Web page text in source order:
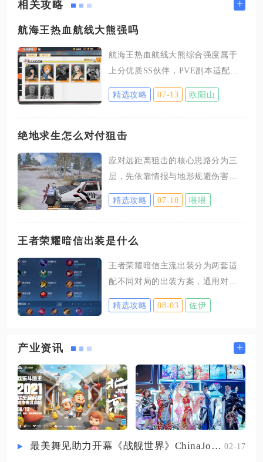
相关攻略 +
航海王热血航线大熊强吗
航海王热血航线大熊综合强度属于
上分优质SS伙伴，PVE副本适配度
极高，竞技场分段位具备明显压制
力，机制完整、攻防兼备，仅操作
得投入资源培养。大熊核心竞争力
两套激斗技区分PVP、PVE场景，追
加技能无冷却的设定大幅拉高输出
上限，肉球格挡、霸体拍飞等技能
是中低分段竞技场都能稳定发挥作
用，五星解锁连续小奥义后强度会
迎来质的提升，搭配专属徽章还能
精选攻略 07-13 欧阳山
绝地求生怎么对付狙击
应对远距离狙击的核心思路分为三
层，先依靠情报与地形规避伤害，
再利用身法与投掷物打乱敌方狙击
节奏，最后抓住换弹空窗完成反
倒的概率，这套打法适配所有地图
地带还是麦田平原都能稳定生效。
远距离交火最先要做好情报预判与
掩体规划，常规狙击玩家偏爱高地
持续扫描视野内高价值架枪区域，
发现反光镜闪光、远距离枪口火光
后立刻锁定威胁方向，不要继续直
线暴露身形。转移路线优先串联连
续
精选攻略 07-10 喂喂
王者荣耀暗信出装是什么
王者荣耀暗信主流出装分为两套适
配不同对局的出装方案，通用对抗
路出装顺序为影忍之足、闪电匕
首、末世、冰霜冲击、影刃，最后
物理爆发偏高选择不祥征兆，法术
可以将鞋子提前更换为疾步之靴，
进一步提升带线转线的跑图效率。
铭文搭配推荐8宿命、2红月、10狩
猎、5鹰眼、5霸者，这套铭文可以
兼顾前期坦度、攻速移速与物理穿
精选攻略 08-03 佐伊
产业资讯 +
最美舞见助力开幕《战舰世界》ChinaJoy首日精彩碰撞 02-17